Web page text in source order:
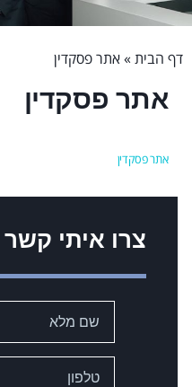
דף הבית »אתר פסקדין
אתר פסקדין
אתר פסקדין
צרו איתי קשר